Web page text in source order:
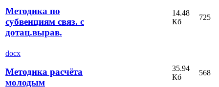
Методика по
субвенциям связ. с
дотац.вырав.
14.48
Кб
725
docx
Методика расчёта
молодым
35.94
Кб
568